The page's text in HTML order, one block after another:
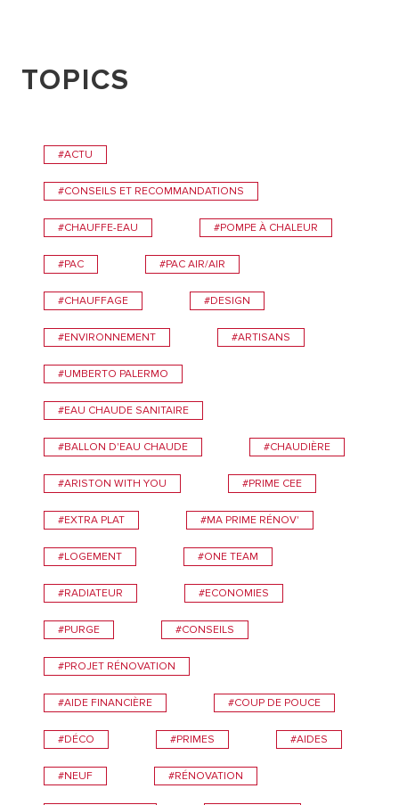
TOPICS
#ACTU
#CONSEILS ET RECOMMANDATIONS
#CHAUFFE-EAU #POMPE À CHALEUR
#PAC #PAC AIR/AIR
#CHAUFFAGE #DESIGN
#ENVIRONNEMENT #ARTISANS
#UMBERTO PALERMO
#EAU CHAUDE SANITAIRE
#BALLON D'EAU CHAUDE #CHAUDIÈRE
#ARISTON WITH YOU #PRIME CEE
#EXTRA PLAT #MA PRIME RÉNOV'
#LOGEMENT #ONE TEAM
#RADIATEUR #ECONOMIES
#PURGE #CONSEILS
#PROJET RÉNOVATION
#AIDE FINANCIÈRE #COUP DE POUCE
#DÉCO #PRIMES #AIDES
#NEUF #RÉNOVATION